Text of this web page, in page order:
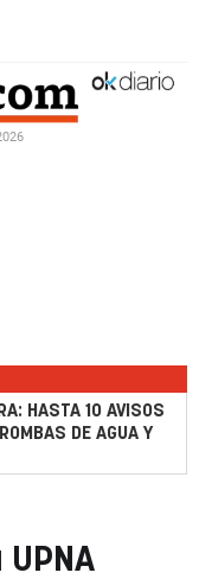
HASTA 10 AVISOS
DE AGUA Y